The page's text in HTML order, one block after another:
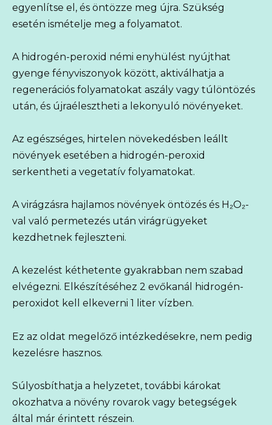
egyenlítse el, és öntözze meg újra. Szükség
esetén ismételje meg a folyamatot.
A hidrogén-peroxid némi enyhülést nyújthat
gyenge fényviszonyok között, aktiválhatja a
regenerációs folyamatokat aszály vagy túlöntözés
után, és újraélesztheti a lekonyuló növényeket.
Az egészséges, hirtelen növekedésben leállt
növények esetében a hidrogén-peroxid
serkentheti a vegetatív folyamatokat.
A virágzásra hajlamos növények öntözés és H₂O₂-
val való permetezés után virágrügyeket
kezdhetnek fejleszteni.
A kezelést kéthetente gyakrabban nem szabad
elvégezni. Elkészítéséhez 2 evőkanál hidrogén-
peroxidot kell elkeverni 1 liter vízben.
Ez az oldat megelőző intézkedésekre, nem pedig
kezelésre hasznos.
Súlyosbíthatja a helyzetet, további károkat
okozhatva a növény rovarok vagy betegségek
által már érintett részein.